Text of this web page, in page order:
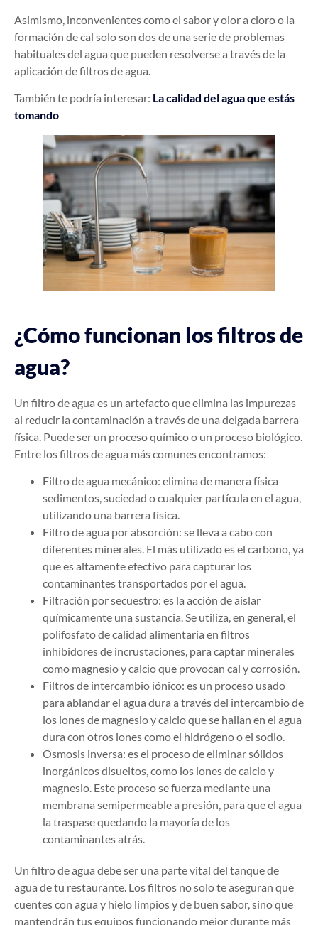
Asimismo, inconvenientes como el sabor y olor a cloro o la
formación de cal solo son dos de una serie de problemas
habituales del agua que pueden resolverse a través de la
aplicación de filtros de agua.
También te podría interesar: La calidad del agua que estás
tomando
¿Cómo funcionan los filtros de
agua?
Un filtro de agua es un artefacto que elimina las impurezas
al reducir la contaminación a través de una delgada barrera
física. Puede ser un proceso químico o un proceso biológico.
Entre los filtros de agua más comunes encontramos:
Filtro de agua mecánico: elimina de manera física
sedimentos, suciedad o cualquier partícula en el agua,
utilizando una barrera física.
Filtro de agua por absorción: se lleva a cabo con
diferentes minerales. El más utilizado es el carbono, ya
que es altamente efectivo para capturar los
contaminantes transportados por el agua.
Filtración por secuestro: es la acción de aislar
químicamente una sustancia. Se utiliza, en general, el
polifosfato de calidad alimentaria en filtros
inhibidores de incrustaciones, para captar minerales
como magnesio y calcio que provocan cal y corrosión.
Filtros de intercambio iónico: es un proceso usado
para ablandar el agua dura a través del intercambio de
los iones de magnesio y calcio que se hallan en el agua
dura con otros iones como el hidrógeno o el sodio.
Osmosis inversa: es el proceso de eliminar sólidos
inorgánicos disueltos, como los iones de calcio y
magnesio. Este proceso se fuerza mediante una
membrana semipermeable a presión, para que el agua
la traspase quedando la mayoría de los
contaminantes atrás.
Un filtro de agua debe ser una parte vital del tanque de
agua de tu restaurante. Los filtros no solo te aseguran que
cuentes con agua y hielo limpios y de buen sabor, sino que
mantendrán tus equipos funcionando mejor durante más